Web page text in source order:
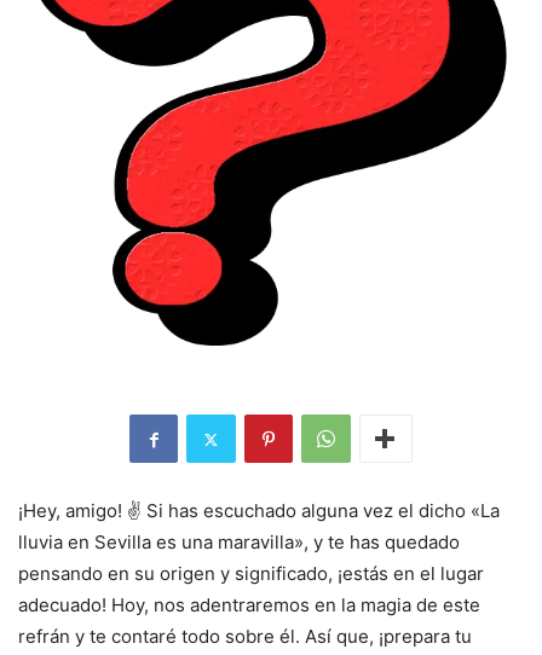
¡Hey, amigo! ✌️ Si has escuchado alguna vez el dicho «La
lluvia en Sevilla es una maravilla», y te has quedado
pensando en su origen y significado, ¡estás en el lugar
adecuado! Hoy, nos adentraremos en la magia de este
refrán y te contaré todo sobre él. Así que, ¡prepara tu